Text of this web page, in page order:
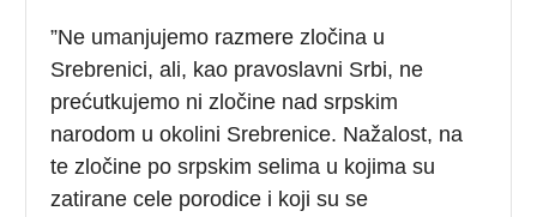
”Ne umanjujemo razmere zločina u
Srebrenici, ali, kao pravoslavni Srbi, ne
prećutkujemo ni zločine nad srpskim
narodom u okolini Srebrenice. Nažalost, na
te zločine po srpskim selima u kojima su
zatirane cele porodice i koji su se